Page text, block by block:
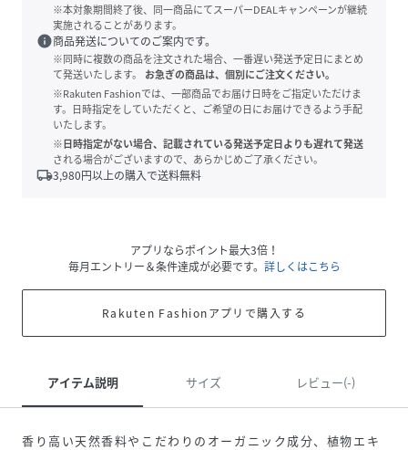
※本対象期間終了後、同一商品にてスーパーDEALキャンペーンが継続
実施されることがあります。
info商品発送についてのご案内です。
※同時に複数の商品を注文された場合、一番遅い発送予定日にまとめ
て発送いたします。
お急ぎの商品は、個別にご注文ください。
※Rakuten Fashionでは、一部商品でお届け日時をご指定いただけま
す。日時指定をしていただくと、ご希望の日にお届けできるよう手配
いたします。
※日時指定がない場合、記載されている発送予定日よりも遅れて発送
される場合がございますので、あらかじめご了承ください。
local_shipping3,980円以上の購入で送料無料
アプリならポイント最大3倍！
毎月エントリー＆条件達成が必要です。 詳しくはこちら
Rakuten Fashionアプリで購入する
アイテム説明 サイズ レビュー(-)
香り高い天然香料やこだわりのオーガニック成分、植物エキ